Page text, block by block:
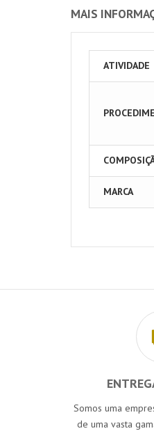
MAIS
ATIVIDADE
MARCA
Somos uma
de uma vasta